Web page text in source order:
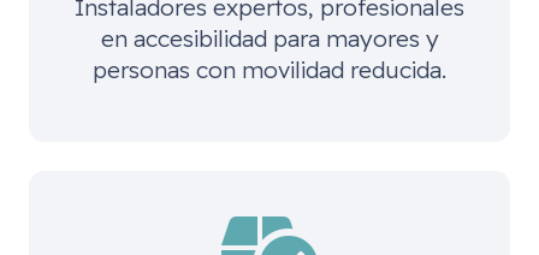
Instaladores expertos, profesionales
en accesibilidad para mayores y
personas con movilidad reducida.